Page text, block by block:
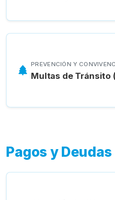
PREVENCIÓN Y
Multas de Tránsito
Pagos y Deudas